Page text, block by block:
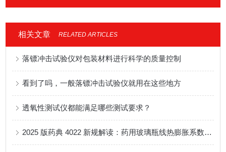
相关文章 RELATED ARTICLES
落镖冲击试验仪对包装材料进行科学的质量控制
看到了吗，一般落镖冲击试验仪就用在这些地方
透氧性测试仪都能满足哪些测试要求？
2025 版药典 4022 新规解读：药用玻璃瓶线热膨胀系数检测设备及应用